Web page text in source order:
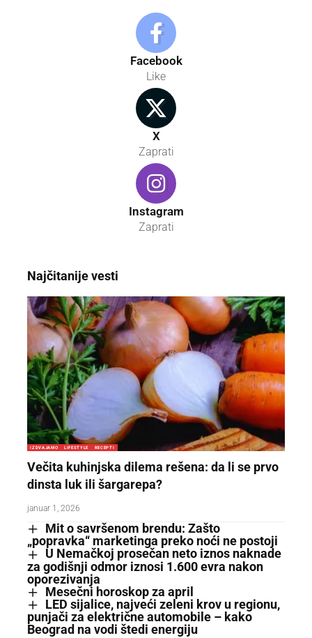
Facebook
Like
X
Zaprati
Instagram
Zaprati
Najčitanije vesti
IZDVAJAMO LIFESTYLE RECEPTI
Večita kuhinjska dilema rešena: da li se prvo
dinsta luk ili šargarepa?
januar 1, 2026
Mit o savršenom brendu: Zašto
„popravka“ marketinga preko noći ne postoji
U Nemačkoj prosečan neto iznos naknade
za godišnji odmor iznosi 1.600 evra nakon
oporezivanja
Mesečni horoskop za april
LED sijalice, najveći zeleni krov u regionu,
punjači za električne automobile – kako
Beograd na vodi štedi energiju